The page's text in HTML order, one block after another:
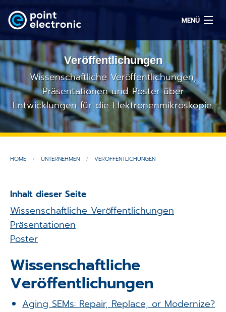
MENÜ
Suchen
EN
Lösungen
Produkte
Service
Applikationen
Techniken
Unternehmen
Veröffentlichungen
Wissenschaftliche Veröffentlichungen,
Präsentationen und Poster über
Entwicklungen für die Elektronenmikroskopie.
HOME UNTERNEHMEN VERÖFFENT­LICHUNGEN
Inhalt dieser Seite
Wissenschaftliche Veröffentlichungen
Präsentationen
Poster
Wissenschaftliche
Veröffentlichungen
Aging SEMs: Repair, Replace, or Modernize?